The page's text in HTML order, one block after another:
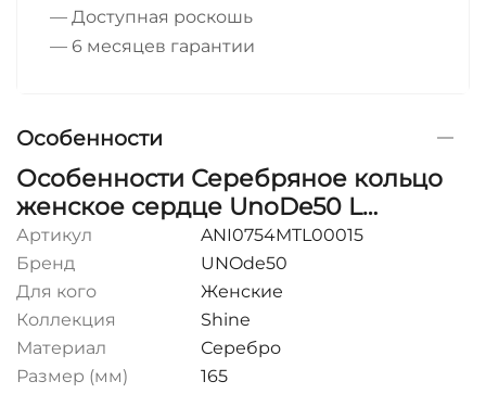
— Доступная роскошь
— 6 месяцев гарантии
Особенности
Особенности Серебряное кольцо
женское сердце UnoDe50 L
коллекции Shine
Артикул
ANI0754MTL00015
Бренд
UNOde50
Для кого
Женские
Коллекция
Shine
Материал
Серебро
Размер (мм)
165